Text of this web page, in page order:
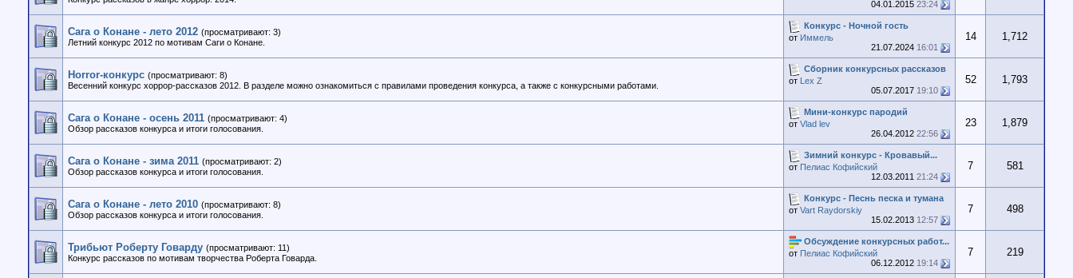
04.01.2015 23:24
Сага о Конане - лето 2012 (просматривают: 3)
Летний конкурс 2012 по мотивам Саги о Конане.
Конкурс - Ночной гость
от Иммель
21.07.2024 16:01
14 1,712
Horror-конкурс (просматривают: 8)
Весенний конкурс хоррор-рассказов 2012. В разделе можно ознакомиться с правилами проведения конкурса, а также с конкурсными работами.
Сборник конкурсных рассказов
от Lex Z
05.07.2017 19:10
52 1,793
Сага о Конане - осень 2011 (просматривают: 4)
Обзор рассказов конкурса и итоги голосования.
Мини-конкурс пародий
от Vlad lev
26.04.2012 22:56
23 1,879
Сага о Конане - зима 2011 (просматривают: 2)
Обзор рассказов конкурса и итоги голосования.
Зимний конкурс - Кровавый...
от Пелиас Кофийский
12.03.2011 21:24
7 581
Сага о Конане - лето 2010 (просматривают: 8)
Обзор рассказов конкурса и итоги голосования.
Конкурс - Песнь песка и тумана
от Vart Raydorskiy
15.02.2013 12:57
7 498
Трибьют Роберту Говарду (просматривают: 11)
Конкурс рассказов по мотивам творчества Роберта Говарда.
Обсуждение конкурсных работ...
от Пелиас Кофийский
06.12.2012 19:14
7 219